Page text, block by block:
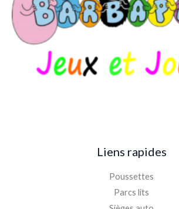
Liens rapides
Poussettes
Parcs lits